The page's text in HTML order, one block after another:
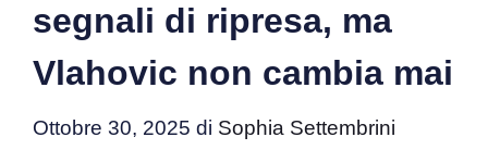
segnali di ripresa, ma
Vlahovic non cambia mai
Ottobre 30, 2025 di Sophia Settembrini